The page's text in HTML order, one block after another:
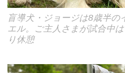
盲導犬・ジョージは8歳半の
エル。ご主人さまが試合中
り休憩